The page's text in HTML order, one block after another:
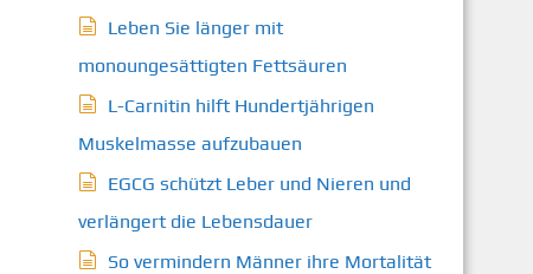
Leben Sie länger mit
monoungesättigten Fettsäuren
L-Carnitin hilft Hundertjährigen
Muskelmasse aufzubauen
EGCG schützt Leber und Nieren und
verlängert die Lebensdauer
So vermindern Männer ihre Mortalität